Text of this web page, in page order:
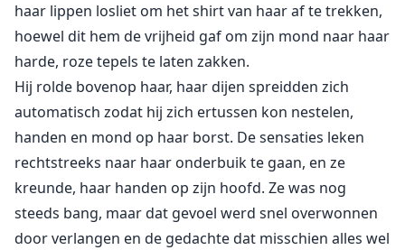
haar lippen losliet om het shirt van haar af te trekken,
hoewel dit hem de vrijheid gaf om zijn mond naar haar
harde, roze tepels te laten zakken.
Hij rolde bovenop haar, haar dijen spreidden zich
automatisch zodat hij zich ertussen kon nestelen,
handen en mond op haar borst. De sensaties leken
rechtstreeks naar haar onderbuik te gaan, en ze
kreunde, haar handen op zijn hoofd. Ze was nog
steeds bang, maar dat gevoel werd snel overwonnen
door verlangen en de gedachte dat misschien alles wel